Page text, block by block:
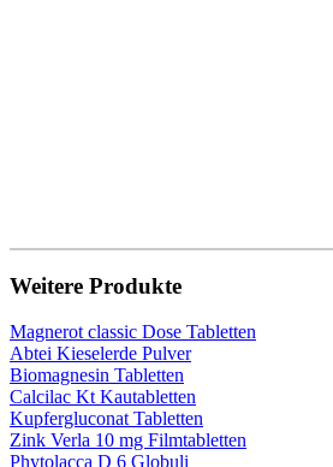
Weitere Produkte
Magnerot classic Dose Tabletten
Abtei Kieselerde Pulver
Biomagnesin Tabletten
Calcilac Kt Kautabletten
Kupfergluconat Tabletten
Zink Verla 10 mg Filmtabletten
Phytolacca D 6 Globuli